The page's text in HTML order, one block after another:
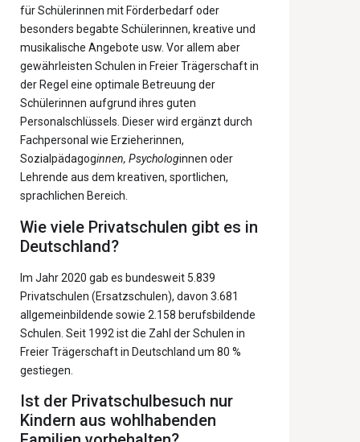
für Schülerinnen mit Förderbedarf oder
besonders begabte Schülerinnen, kreative und
musikalische Angebote usw. Vor allem aber
gewährleisten Schulen in Freier Trägerschaft in
der Regel eine optimale Betreuung der
Schülerinnen aufgrund ihres guten
Personalschlüssels. Dieser wird ergänzt durch
Fachpersonal wie Erzieherinnen,
Sozialpädagoginnen, Psychologinnen oder
Lehrende aus dem kreativen, sportlichen,
sprachlichen Bereich.
Wie viele Privatschulen gibt es in
Deutschland?
Im Jahr 2020 gab es bundesweit 5.839
Privatschulen (Ersatzschulen), davon 3.681
allgemeinbildende sowie 2.158 berufsbildende
Schulen. Seit 1992 ist die Zahl der Schulen in
Freier Trägerschaft in Deutschland um 80 %
gestiegen.
Ist der Privatschulbesuch nur
Kindern aus wohlhabenden